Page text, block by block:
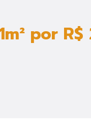
por R$